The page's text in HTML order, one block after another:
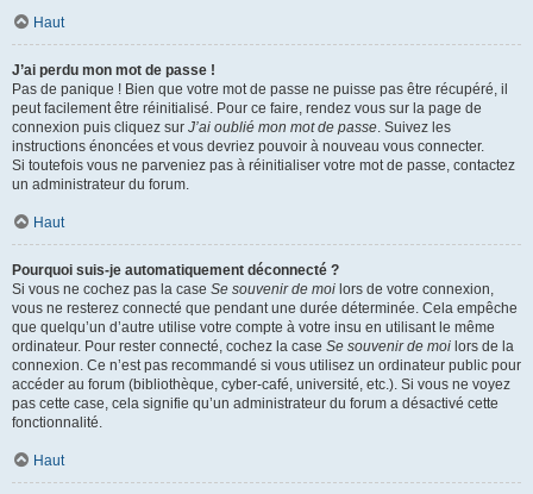
Haut
J’ai perdu mon mot de passe !
Pas de panique ! Bien que votre mot de passe ne puisse pas être récupéré, il
peut facilement être réinitialisé. Pour ce faire, rendez vous sur la page de
connexion puis cliquez sur J’ai oublié mon mot de passe. Suivez les
instructions énoncées et vous devriez pouvoir à nouveau vous connecter.
Si toutefois vous ne parveniez pas à réinitialiser votre mot de passe, contactez
un administrateur du forum.
Haut
Pourquoi suis-je automatiquement déconnecté ?
Si vous ne cochez pas la case Se souvenir de moi lors de votre connexion,
vous ne resterez connecté que pendant une durée déterminée. Cela empêche
que quelqu’un d’autre utilise votre compte à votre insu en utilisant le même
ordinateur. Pour rester connecté, cochez la case Se souvenir de moi lors de la
connexion. Ce n’est pas recommandé si vous utilisez un ordinateur public pour
accéder au forum (bibliothèque, cyber-café, université, etc.). Si vous ne voyez
pas cette case, cela signifie qu’un administrateur du forum a désactivé cette
fonctionnalité.
Haut